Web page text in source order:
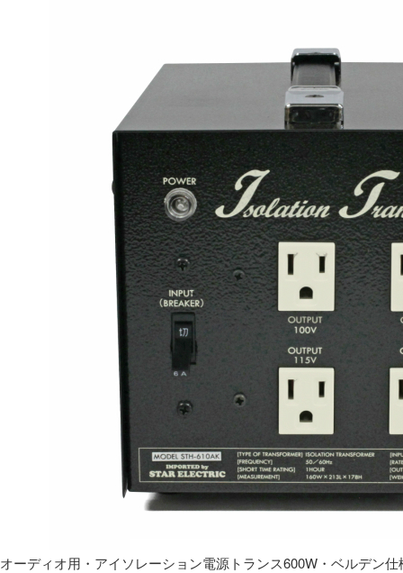
オーディオ用・アイソレーション電源トランス600W・ベルデン仕